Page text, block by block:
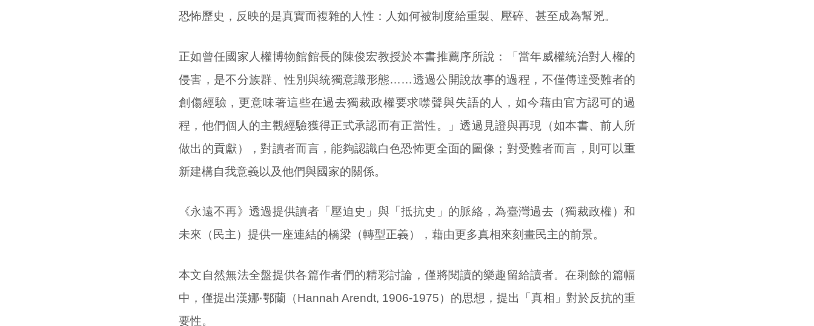
恐怖歷史，反映的是真實而複雜的人性：人如何被制度給重製、壓碎、甚至成為幫兇。
正如曾任國家人權博物館館長的陳俊宏教授於本書推薦序所說：「當年威權統治對人權的
侵害，是不分族群、性別與統獨意識形態……透過公開說故事的過程，不僅傳達受難者的
創傷經驗，更意味著這些在過去獨裁政權要求噤聲與失語的人，如今藉由官方認可的過
程，他們個人的主觀經驗獲得正式承認而有正當性。」透過見證與再現（如本書、前人所
做出的貢獻），對讀者而言，能夠認識白色恐怖更全面的圖像；對受難者而言，則可以重
新建構自我意義以及他們與國家的關係。
《永遠不再》透過提供讀者「壓迫史」與「抵抗史」的脈絡，為臺灣過去（獨裁政權）和
未來（民主）提供一座連結的橋梁（轉型正義），藉由更多真相來刻畫民主的前景。
本文自然無法全盤提供各篇作者們的精彩討論，僅將閱讀的樂趣留給讀者。在剩餘的篇幅
中，僅提出漢娜‧鄂蘭（Hannah Arendt, 1906-1975）的思想，提出「真相」對於反抗的重
要性。